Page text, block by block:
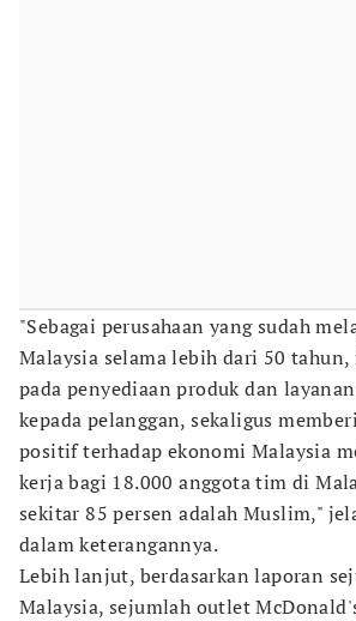
"Sebagai perusahaan yang sudah
Malaysia selama lebih dari 50
pada penyediaan produk dan
kepada pelanggan, sekaligus
positif terhadap ekonomi Malaysia
kerja bagi 18.000 anggota tim di
sekitar 85 persen adalah Muslim,"
dalam keterangannya.
Lebih lanjut, berdasarkan laporan
Malaysia, sejumlah outlet